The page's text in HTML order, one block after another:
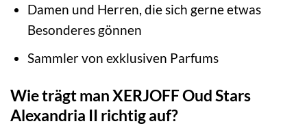
Damen und Herren, die sich gerne etwas
Besonderes gönnen
Sammler von exklusiven Parfums
Wie trägt man XERJOFF Oud Stars
Alexandria II richtig auf?